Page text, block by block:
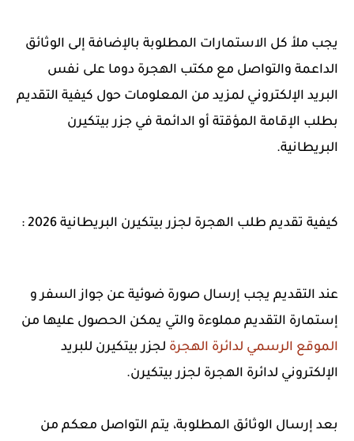
يجب ملأ كل الاستمارات المطلوبة بالإضافة إلى الوثائق
الداعمة والتواصل مع مكتب الهجرة دوما على نفس
البريد الإلكتروني لمزيد من المعلومات حول كيفية التقديم
بطلب الإقامة المؤقتة أو الدائمة في جزر بيتكيرن
البريطانية.
كيفية تقديم طلب الهجرة لجزر بيتكيرن البريطانية 2026 :
عند التقديم يجب إرسال صورة ضوئية عن جواز السفر و
إستمارة التقديم مملوءة والتي يمكن الحصول عليها من
الموقع الرسمي لدائرة الهجرة لجزر بيتكيرن للبريد
الإلكتروني لدائرة الهجرة لجزر بيتكيرن.
بعد إرسال الوثائق المطلوبة، يتم التواصل معكم من